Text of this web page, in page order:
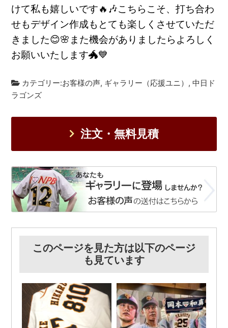
けて私も嬉しいです🔥🎶こちらこそ、打ち合わ
せもデザイン作成もとても楽しくさせていただ
きました😊🌸また機会がありましたらよろしく
お願いいたします🐲💙
カテゴリー:お客様の声, ギャラリー（応援ユニ） ,中日ド
ラゴンズ
注文・無料見積
このページを見た方は以下のページ
も見ています